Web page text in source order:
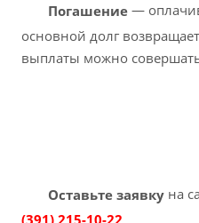
Погашение —
основной долг
выплаты можно
Оставьте заявку на